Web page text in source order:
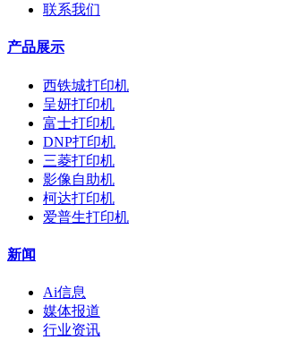
联系我们
产品展示
西铁城打印机
呈妍打印机
富士打印机
DNP打印机
三菱打印机
影像自助机
柯达打印机
爱普生打印机
新闻
Ai信息
媒体报道
行业资讯